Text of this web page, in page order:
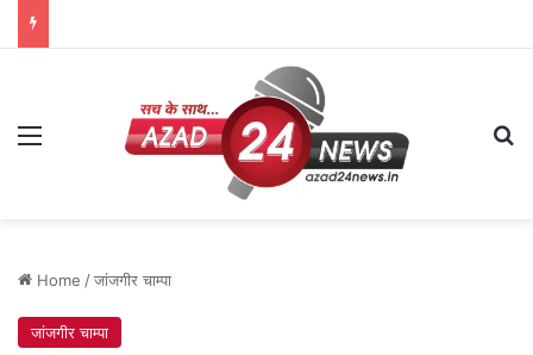
Menu
Home /जांजगीर चाम्पा
जांजगीर चाम्पा